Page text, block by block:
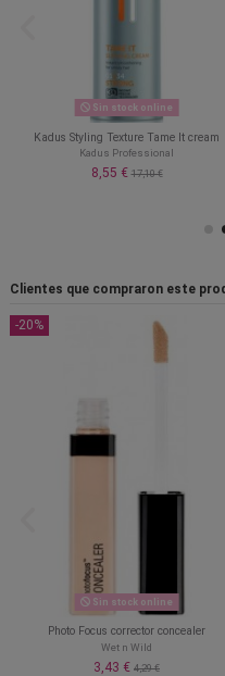
Sin stock online
Kadus Styling Texture Tame It cream
Kadus Professional
8,55 €17,10 €
Clientes que compraron este
-20%
Sin stock online
Photo Focus corrector concealer
Wet n Wild
3,43 € 4,29 €